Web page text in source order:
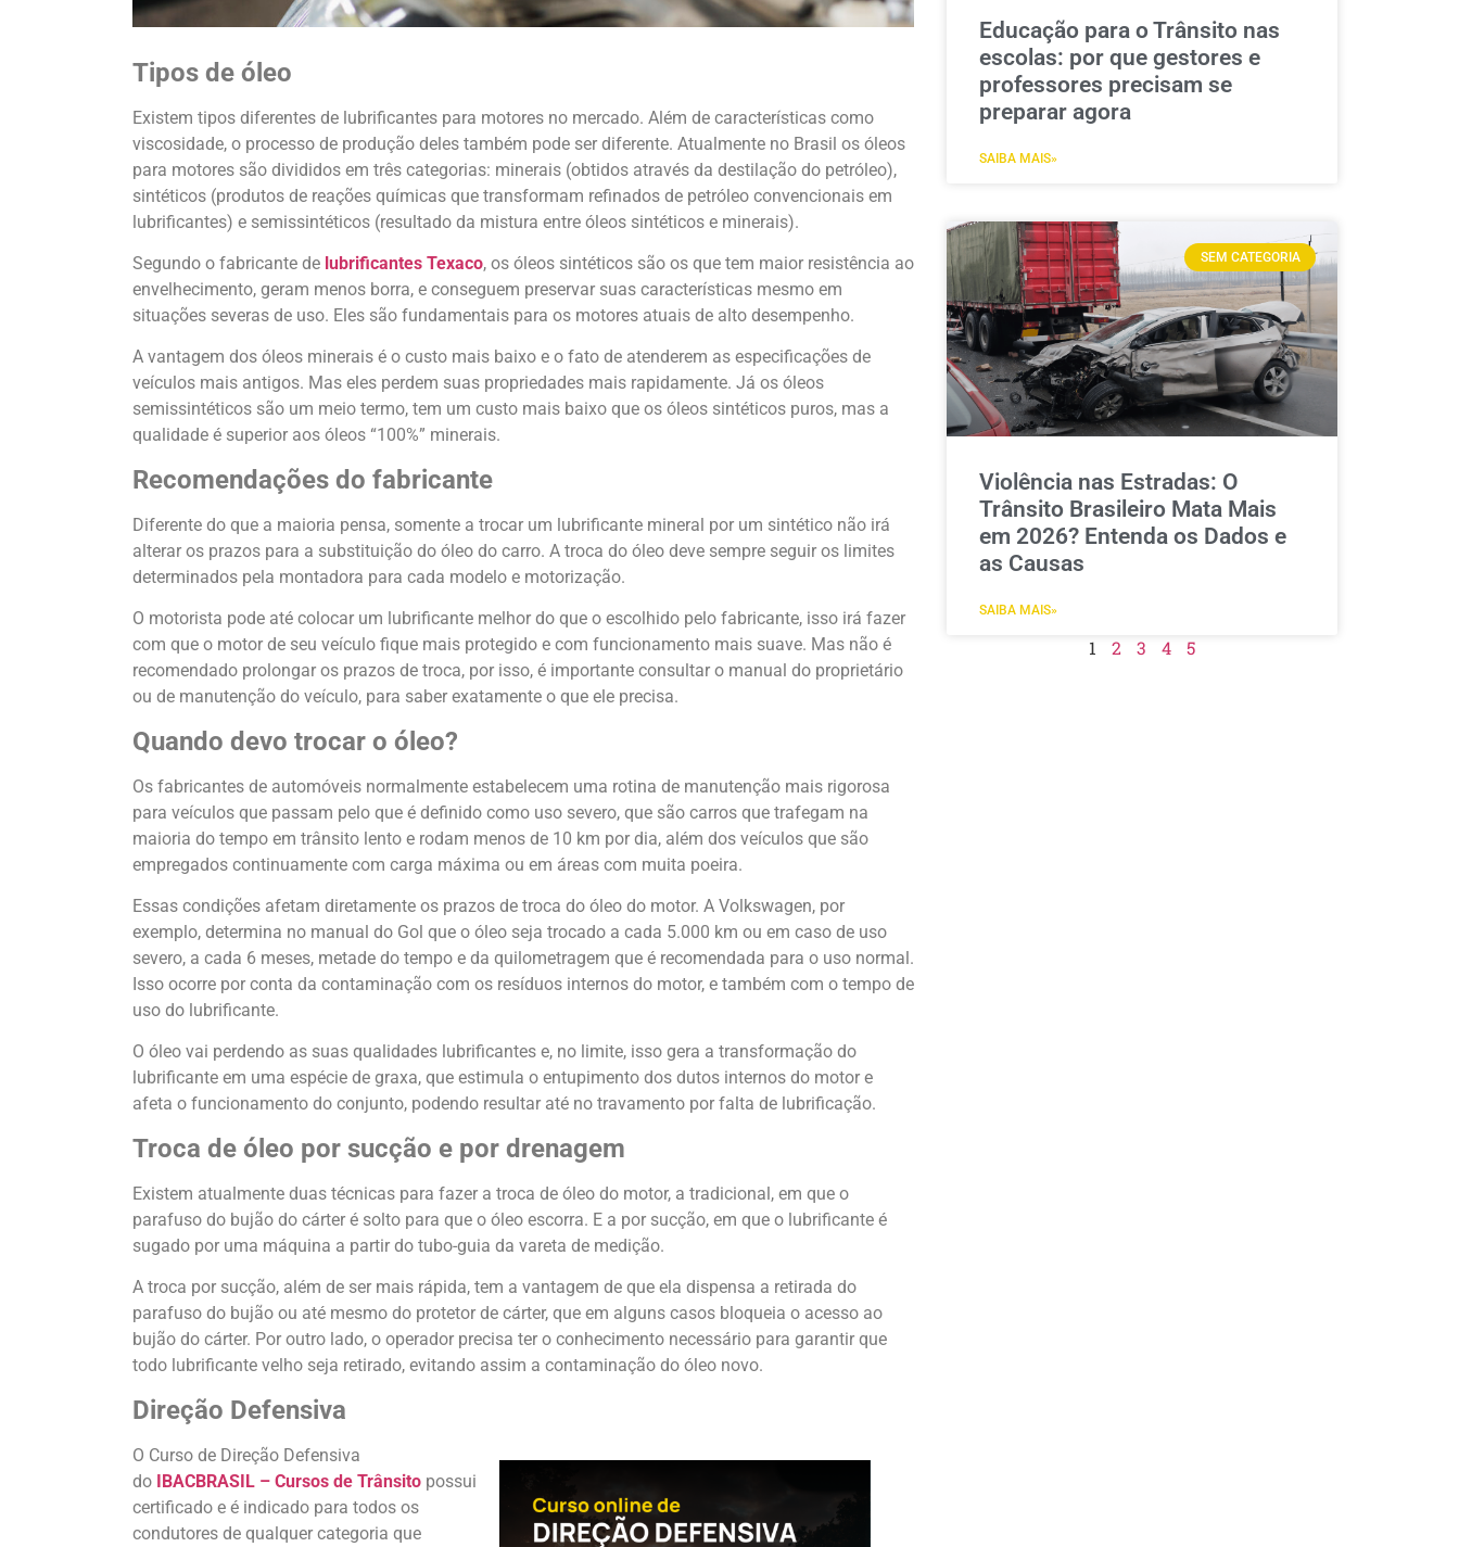
Salvar
Tipos de óleo
Existem tipos diferentes de lubrificantes para motores no mercado. Além de características como
viscosidade, o processo de produção deles também pode ser diferente. Atualmente no Brasil os óleos
para motores são divididos em três categorias: minerais (obtidos através da destilação do petróleo),
sintéticos (produtos de reações químicas que transformam refinados de petróleo convencionais em
lubrificantes) e semissintéticos (resultado da mistura entre óleos sintéticos e minerais).
Segundo o fabricante de lubrificantes Texaco, os óleos sintéticos são os que tem maior resistência ao
envelhecimento, geram menos borra, e conseguem preservar suas características mesmo em
situações severas de uso. Eles são fundamentais para os motores atuais de alto desempenho.
A vantagem dos óleos minerais é o custo mais baixo e o fato de atenderem as especificações de
veículos mais antigos. Mas eles perdem suas propriedades mais rapidamente. Já os óleos
semissintéticos são um meio termo, tem um custo mais baixo que os óleos sintéticos puros, mas a
qualidade é superior aos óleos “100%” minerais.
Recomendações do fabricante
Diferente do que a maioria pensa, somente a trocar um lubrificante mineral por um sintético não irá
alterar os prazos para a substituição do óleo do carro. A troca do óleo deve sempre seguir os limites
determinados pela montadora para cada modelo e motorização.
O motorista pode até colocar um lubrificante melhor do que o escolhido pelo fabricante, isso irá fazer
com que o motor de seu veículo fique mais protegido e com funcionamento mais suave. Mas não é
recomendado prolongar os prazos de troca, por isso, é importante consultar o manual do proprietário
ou de manutenção do veículo, para saber exatamente o que ele precisa.
Quando devo trocar o óleo?
Os fabricantes de automóveis normalmente estabelecem uma rotina de manutenção mais rigorosa
para veículos que passam pelo que é definido como uso severo, que são carros que trafegam na
maioria do tempo em trânsito lento e rodam menos de 10 km por dia, além dos veículos que são
empregados continuamente com carga máxima ou em áreas com muita poeira.
Essas condições afetam diretamente os prazos de troca do óleo do motor. A Volkswagen, por
exemplo, determina no manual do Gol que o óleo seja trocado a cada 5.000 km ou em caso de uso
severo, a cada 6 meses, metade do tempo e da quilometragem que é recomendada para o uso normal.
Isso ocorre por conta da contaminação com os resíduos internos do motor, e também com o tempo de
uso do lubrificante.
O óleo vai perdendo as suas qualidades lubrificantes e, no limite, isso gera a transformação do
lubrificante em uma espécie de graxa, que estimula o entupimento dos dutos internos do motor e
afeta o funcionamento do conjunto, podendo resultar até no travamento por falta de lubrificação.
Troca de óleo por sucção e por drenagem
Existem atualmente duas técnicas para fazer a troca de óleo do motor, a tradicional, em que o
parafuso do bujão do cárter é solto para que o óleo escorra. E a por sucção, em que o lubrificante é
sugado por uma máquina a partir do tubo-guia da vareta de medição.
A troca por sucção, além de ser mais rápida, tem a vantagem de que ela dispensa a retirada do
parafuso do bujão ou até mesmo do protetor de cárter, que em alguns casos bloqueia o acesso ao
bujão do cárter. Por outro lado, o operador precisa ter o conhecimento necessário para garantir que
todo lubrificante velho seja retirado, evitando assim a contaminação do óleo novo.
Direção Defensiva
O Curso de Direção Defensiva
do IBACBRASIL – Cursos de Trânsito possui
certificado e é indicado para todos os
condutores de qualquer categoria que
Educação para o Trânsito nas
escolas: por que gestores e
professores precisam se
preparar agora
SAIBA MAIS»
SEM CATEGORIA
Violência nas Estradas: O
Trânsito Brasileiro Mata Mais
em 2026? Entenda os Dados e
as Causas
SAIBA MAIS»
1 2 3 4 5